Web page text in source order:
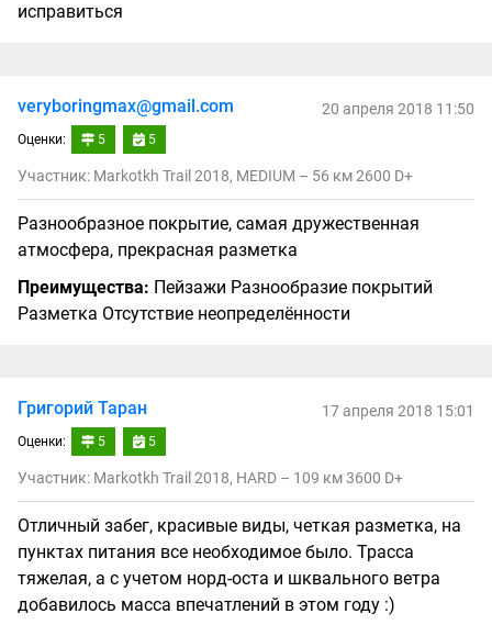
исправиться
veryboringmax@gmail.com
Оценки: 5 5
20 апреля 2018 11:50
Участник: Markotkh Trail 2018, MEDIUM – 56 км 2600 D+
Разнообразное покрытие, самая дружественная
атмосфера, прекрасная разметка
Преимущества: Пейзажи Разнообразие покрытий
Разметка Отсутствие неопределённости
Григорий Таран
Оценки: 5 5
17 апреля 2018 15:01
Участник: Markotkh Trail 2018, HARD – 109 км 3600 D+
Отличный забег, красивые виды, четкая разметка, на
пунктах питания все необходимое было. Трасса
тяжелая, а с учетом норд-оста и шквального ветра
добавилось масса впечатлений в этом году :)